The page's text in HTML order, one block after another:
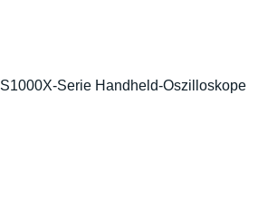
Serie Handheld-Oszilloskope